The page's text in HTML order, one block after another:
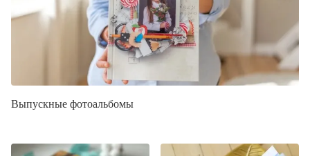
Выпускные фотоальбомы